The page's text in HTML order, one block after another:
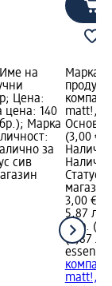
на
Цена:
цена: 140
Марка
за
сив
Марка:
matt!, 8
(3,00 €
Статус
магазин
3,00 €
5,87 лв.
1 бр.
(5,87
essence
matt!, 8